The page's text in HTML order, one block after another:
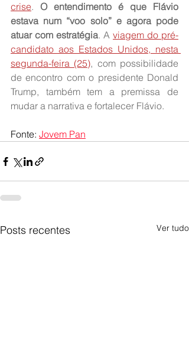
crise. O entendimento é que Flávio
estava num “voo solo” e agora pode
atuar com estratégia. A viagem do pré-
candidato aos Estados Unidos, nesta
segunda-feira (25), com possibilidade
de encontro com o presidente Donald
Trump, também tem a premissa de
mudar a narrativa e fortalecer Flávio.
Fonte: Jovem Pan
Posts recentes Ver tudo